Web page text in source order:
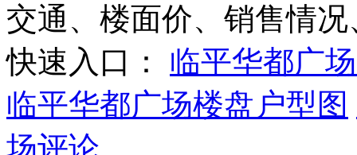
交通、楼面价、销售情
快速入口： 临平华都广
临平华都广场楼盘户型图
场评论